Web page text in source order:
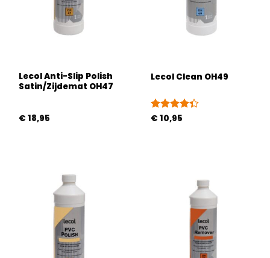
Lecol Anti-Slip Polish
Satin/Zijdemat OH47
€ 18,95
Lecol Clean OH49
Gewaardeerd
€ 10,95